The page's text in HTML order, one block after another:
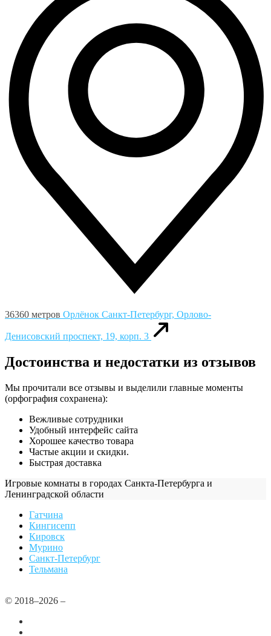
36360 метров Орлёнок Санкт-Петербург, Орлово-
Денисовский проспект, 19, корп. 3
Достоинства и недостатки из отзывов
Мы прочитали все отзывы и выделили главные моменты
(орфография сохранена):
Вежливые сотрудники
Удобный интерфейс сайта
Хорошее качество товара
Частые акции и скидки.
Быстрая доставка
Игровые комнаты в городах Санкта-Петербурга и
Ленинградской области
Гатчина
Кингисепп
Кировск
Мурино
Санкт-Петербург
Тельмана
© 2018–2026 –